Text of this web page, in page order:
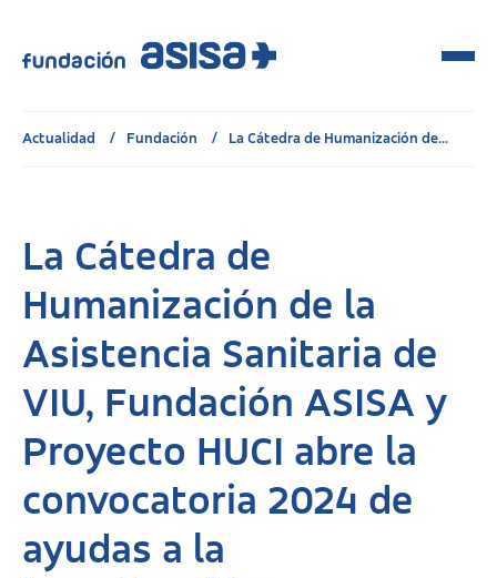
Actualidad Fundación La Cátedra de Humanización de...
La Cátedra de
Humanización de la
Asistencia Sanitaria de
VIU, Fundación ASISA y
Proyecto HUCI abre la
convocatoria 2024 de
ayudas a la